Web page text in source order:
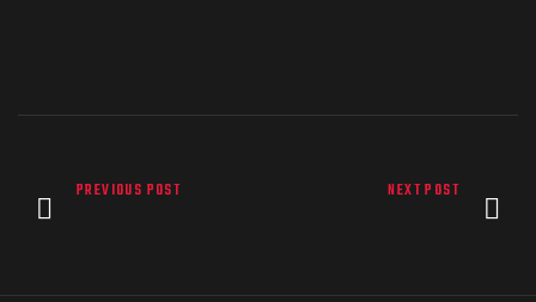
PREVIOUS POST NEXT POST